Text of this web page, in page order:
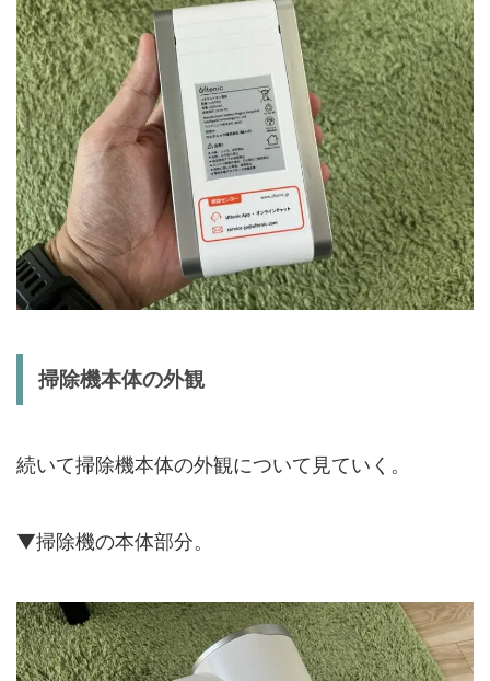
掃除機本体の外観
続いて掃除機本体の外観について見ていく。
▼掃除機の本体部分。